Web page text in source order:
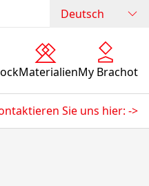
Deutsch
MaterialienMy Brachot
Sie uns hier: ->